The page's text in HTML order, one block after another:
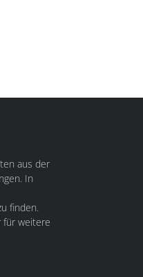
aus der
In
finden.
für weitere